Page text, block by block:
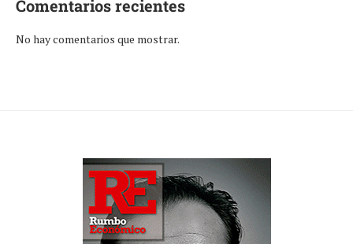
Comentarios recientes
No hay comentarios que mostrar.